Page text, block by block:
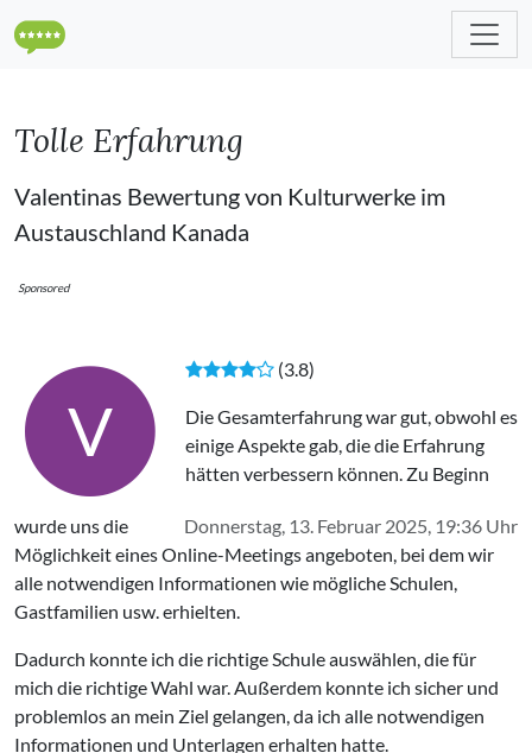
Tolle Erfahrung
Valentinas Bewertung von Kulturwerke im
Austauschland Kanada
Sponsored
V
Donnerstag, 13. Februar 2025, 19:36 Uhr
(3.8)
Die Gesamterfahrung war gut, obwohl es
einige Aspekte gab, die die Erfahrung
hätten verbessern können. Zu Beginn
wurde uns die
Möglichkeit eines Online-Meetings angeboten, bei dem wir
alle notwendigen Informationen wie mögliche Schulen,
Gastfamilien usw. erhielten.
Dadurch konnte ich die richtige Schule auswählen, die für
mich die richtige Wahl war. Außerdem konnte ich sicher und
problemlos an mein Ziel gelangen, da ich alle notwendigen
Informationen und Unterlagen erhalten hatte.